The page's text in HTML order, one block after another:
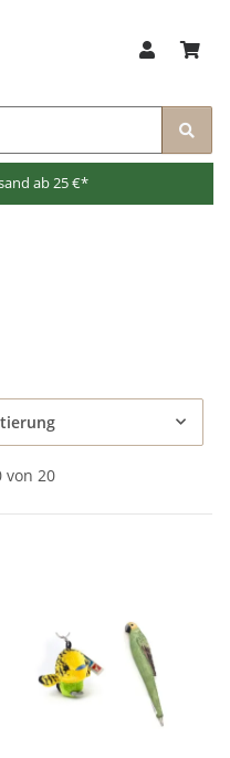
ab 25 €*
von 20